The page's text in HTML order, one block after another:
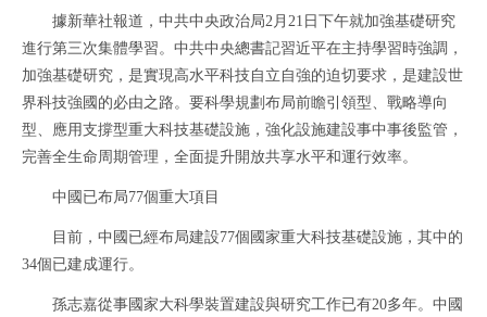
據新華社報道，中共中央政治局2月21日下午就加強基礎研究
進行第三次集體學習。中共中央總書記習近平在主持學習時強調，
加強基礎研究，是實現高水平科技自立自強的迫切要求，是建設世
界科技強國的必由之路。要科學規劃布局前瞻引領型、戰略導向
型、應用支撐型重大科技基礎設施，強化設施建設事中事後監管，
完善全生命周期管理，全面提升開放共享水平和運行效率。
中國已布局77個重大項目
目前，中國已經布局建設77個國家重大科技基礎設施，其中的
34個已建成運行。
孫志嘉從事國家大科學裝置建設與研究工作已有20多年。中國